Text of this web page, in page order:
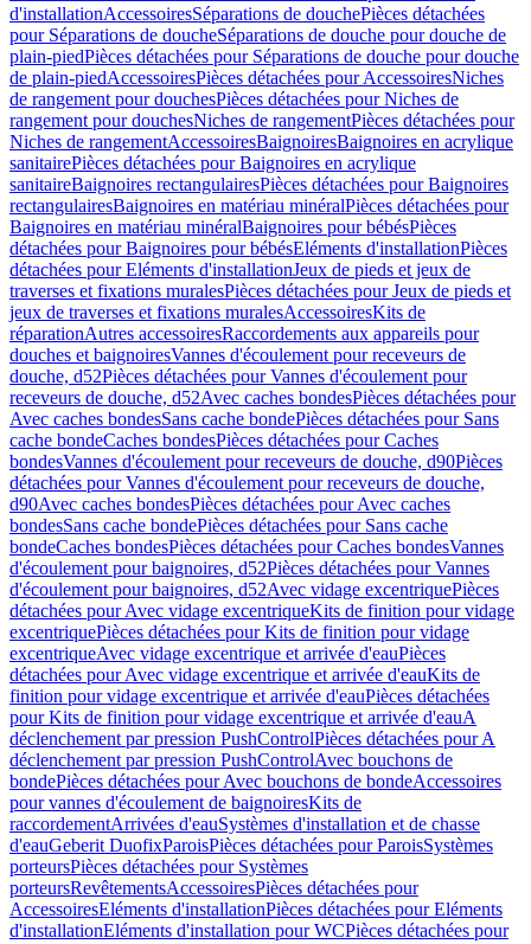
d'installationAccessoiresSéparations de douchePièces détachées
pour Séparations de doucheSéparations de douche pour douche de
plain-piedPièces détachées pour Séparations de douche pour douche
de plain-piedAccessoiresPièces détachées pour AccessoiresNiches
de rangement pour douchesPièces détachées pour Niches de
rangement pour douchesNiches de rangementPièces détachées pour
Niches de rangementAccessoiresBaignoiresBaignoires en acrylique
sanitairePièces détachées pour Baignoires en acrylique
sanitaireBaignoires rectangulairesPièces détachées pour Baignoires
rectangulairesBaignoires en matériau minéralPièces détachées pour
Baignoires en matériau minéralBaignoires pour bébésPièces
détachées pour Baignoires pour bébésEléments d'installationPièces
détachées pour Eléments d'installationJeux de pieds et jeux de
traverses et fixations muralesPièces détachées pour Jeux de pieds et
jeux de traverses et fixations muralesAccessoiresKits de
réparationAutres accessoiresRaccordements aux appareils pour
douches et baignoiresVannes d'écoulement pour receveurs de
douche, d52Pièces détachées pour Vannes d'écoulement pour
receveurs de douche, d52Avec caches bondesPièces détachées pour
Avec caches bondesSans cache bondePièces détachées pour Sans
cache bondeCaches bondesPièces détachées pour Caches
bondesVannes d'écoulement pour receveurs de douche, d90Pièces
détachées pour Vannes d'écoulement pour receveurs de douche,
d90Avec caches bondesPièces détachées pour Avec caches
bondesSans cache bondePièces détachées pour Sans cache
bondeCaches bondesPièces détachées pour Caches bondesVannes
d'écoulement pour baignoires, d52Pièces détachées pour Vannes
d'écoulement pour baignoires, d52Avec vidage excentriquePièces
détachées pour Avec vidage excentriqueKits de finition pour vidage
excentriquePièces détachées pour Kits de finition pour vidage
excentriqueAvec vidage excentrique et arrivée d'eauPièces
détachées pour Avec vidage excentrique et arrivée d'eauKits de
finition pour vidage excentrique et arrivée d'eauPièces détachées
pour Kits de finition pour vidage excentrique et arrivée d'eauA
déclenchement par pression PushControlPièces détachées pour A
déclenchement par pression PushControlAvec bouchons de
bondePièces détachées pour Avec bouchons de bondeAccessoires
pour vannes d'écoulement de baignoiresKits de
raccordementArrivées d'eauSystèmes d'installation et de chasse
d'eauGeberit DuofixParoisPièces détachées pour ParoisSystèmes
porteursPièces détachées pour Systèmes
porteursRevêtementsAccessoiresPièces détachées pour
AccessoiresEléments d'installationPièces détachées pour Eléments
d'installationEléments d'installation pour WCPièces détachées pour